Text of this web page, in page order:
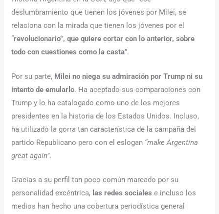
deslumbramiento que tienen los jóvenes por Milei, se
relaciona con la mirada que tienen los jóvenes por el
“revolucionario”, que quiere cortar con lo anterior, sobre
todo con cuestiones como la casta”.
Por su parte, Milei no niega su admiración por Trump ni su
intento de emularlo. Ha aceptado sus comparaciones con
Trump y lo ha catalogado como uno de los mejores
presidentes en la historia de los Estados Unidos. Incluso,
ha utilizado la gorra tan característica de la campaña del
partido Republicano pero con el eslogan “make Argentina
great again”.
Gracias a su perfil tan poco común marcado por su
personalidad excéntrica, las redes sociales e incluso los
medios han hecho una cobertura periodística general